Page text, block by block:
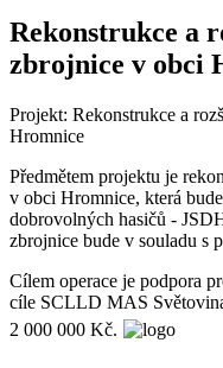
Rekonstrukce a
zbrojnice v obci
Projekt: Rekonstrukce a
Hromnice
Předmětem projektu je
v obci Hromnice, která
dobrovolných hasičů -
zbrojnice bude v souladu s
Cílem operace je podpora
cíle SCLLD MAS
2 000 000 Kč.